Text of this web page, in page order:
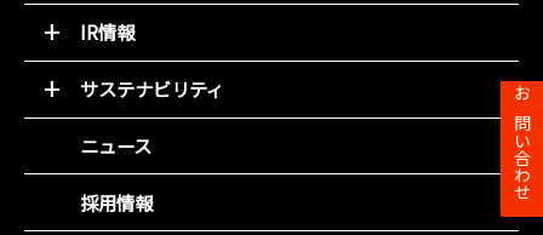
お問い合わせ
トップメッセージ
基本理念
会社概要
組織図
役員紹介
沿革
事業所一覧
IR情報
トップメッセージと決算解説
経営方針
IR資料室
財務ハイライト
IRカレンダー
サステナビリティ
環境(E)
社会(S)
企業統治(G)
SDGsの取組み
ニュース
採用情報